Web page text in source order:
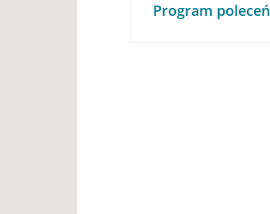
Program poleceń